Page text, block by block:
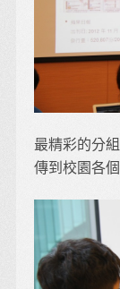
最精彩的分
傳到校園各